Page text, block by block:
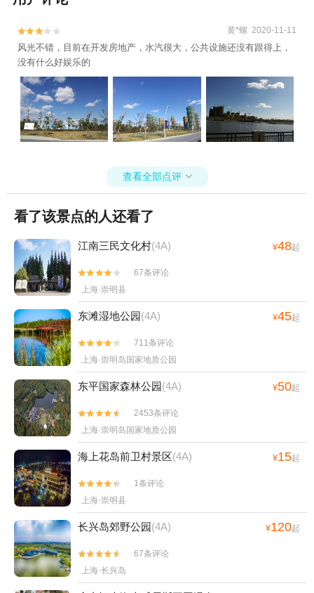

 黄*螺 2020-11-11
风光不错，目前在开发房地产，水汽很大，公共设施还没有跟得上，
没有什么好娱乐的
查看全部点评 
看了该景点的人还看了
江南三民文化村(4A) ¥48起


67条评论
上海·崇明县
东滩湿地公园(4A) ¥45起


711条评论
上海·崇明岛国家地质公园
东平国家森林公园(4A) ¥50起


2453条评论
上海·崇明岛国家地质公园
海上花岛前卫村景区(4A) ¥15起


1条评论
上海·崇明县
长兴岛郊野公园(4A) ¥120起


67条评论
上海·长兴岛